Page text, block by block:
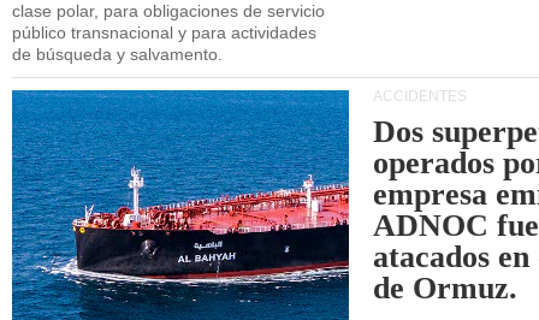
clase polar, para obligaciones de servicio
público transnacional y para actividades
de búsqueda y salvamento.
ACCIDENTES
Dos
operados
empresa
ADNOC
atacados
de Ormuz.